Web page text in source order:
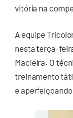
vitória na
A equipe
nesta terça-
Macieira. O
treinamento
e